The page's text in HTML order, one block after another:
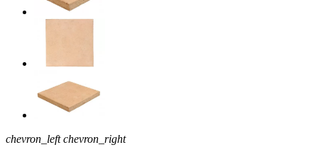
chevron_left chevron_right